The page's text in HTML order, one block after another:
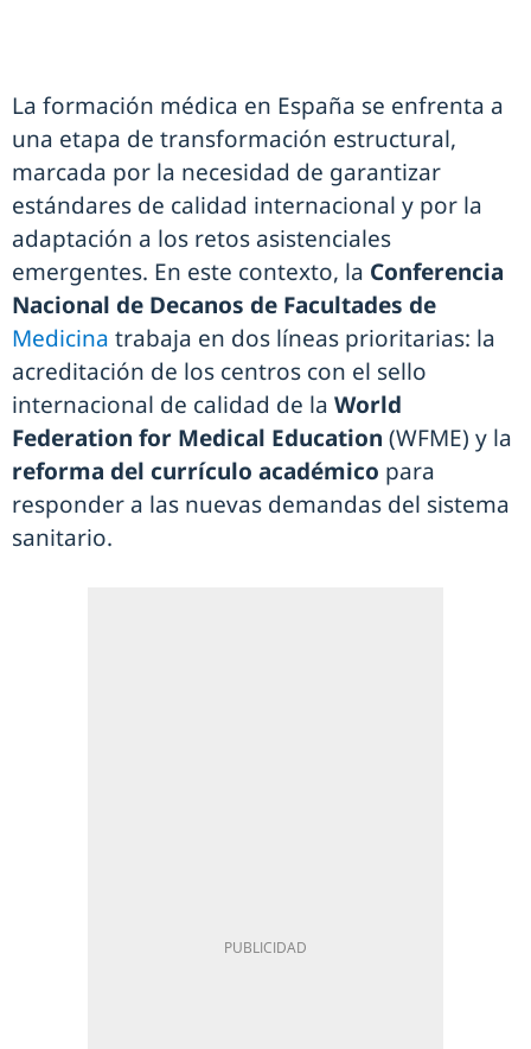
La formación médica en España se enfrenta a
una etapa de transformación estructural,
marcada por la necesidad de garantizar
estándares de calidad internacional y por la
adaptación a los retos asistenciales
emergentes. En este contexto, la Conferencia
Nacional de Decanos de Facultades de
Medicina trabaja en dos líneas prioritarias: la
acreditación de los centros con el sello
internacional de calidad de la World
Federation for Medical Education (WFME) y la
reforma del currículo académico para
responder a las nuevas demandas del sistema
sanitario.